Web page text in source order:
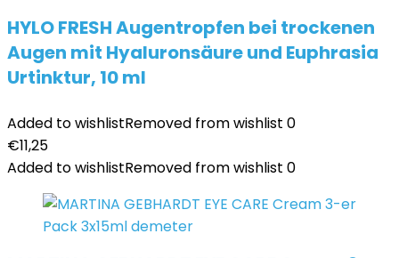
HYLO FRESH Augentropfen bei trockenen
Augen mit Hyaluronsäure und Euphrasia
Urtinktur, 10 ml
Added to wishlistRemoved from wishlist 0
€11,25
Added to wishlistRemoved from wishlist 0